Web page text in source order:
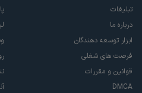
تبلیغات
درباره ما
ابزار توسعه دهندگان
فرصت های شغلی
قوانین و مقررات
DMCA